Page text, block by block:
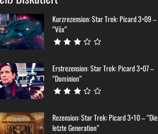
Kurzrezension: Star Trek: Picard 3×09 –
“Võx”
Erstrezension: Star Trek: Picard 3×07 –
“Dominion”
Rezension: Star Trek: Picard 3×10 – “Die
letzte Generation”